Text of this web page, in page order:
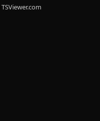
TSViewer.com